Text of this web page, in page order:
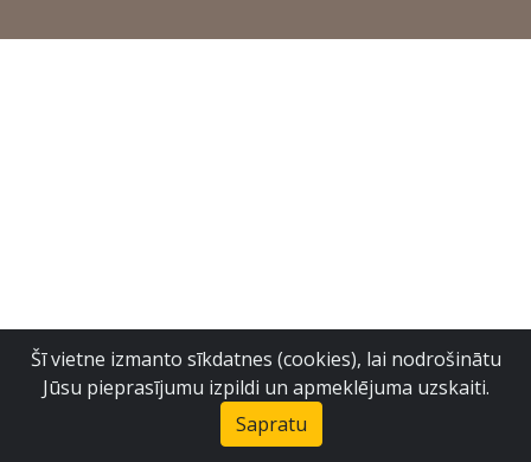
Šī vietne izmanto sīkdatnes (cookies), lai nodrošinātu
Jūsu pieprasījumu izpildi un apmeklējuma uzskaiti.
Sapratu